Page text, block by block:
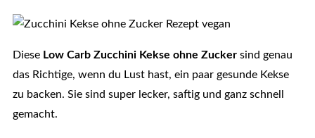
Diese Low Carb Zucchini Kekse ohne Zuckersind genau
das Richtige, wenn du Lust hast, ein paar gesunde Kekse
zu backen. Sie sind super lecker, saftig und ganz schnell
gemacht.